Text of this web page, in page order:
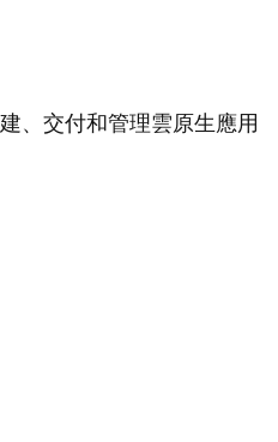
、交付和管理雲原生應用